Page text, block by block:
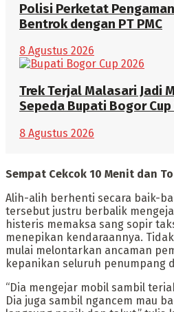
Polisi Perketat
Bentrok dengan PT PMC
8 Agustus 2026
Trek Terjal Malasari Jadi
Sepeda Bupati Bogor Cup
8 Agustus 2026
Sempat Cekcok 10 Menit dan
Alih-alih berhenti secara baik-
tersebut justru berbalik
histeris memaksa sang sopir
menepikan kendaraannya.
mulai melontarkan ancaman
kepanikan seluruh penumpang
“Dia mengejar mobil sambil
Dia juga sambil ngancem mau